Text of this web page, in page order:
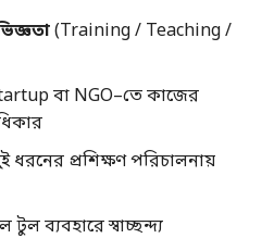
(Training / Teaching /
বা NGO–তে কাজের
প্রশিক্ষণ পরিচালনায়
ব্যবহারে স্বাচ্ছন্দ্য